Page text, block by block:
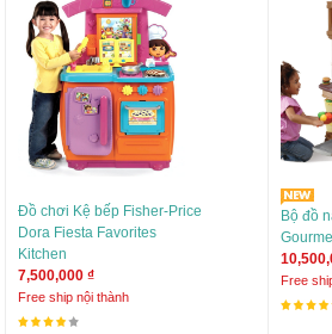
Đồ chơi Kệ bếp Fisher-Price
Dora Fiesta Favorites
Kitchen
7,500,000 ₫
Free ship nội thành
Bộ đồ
Free